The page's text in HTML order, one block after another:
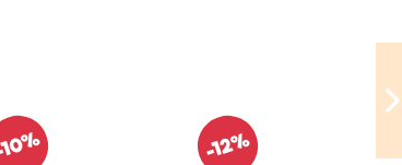
-12%